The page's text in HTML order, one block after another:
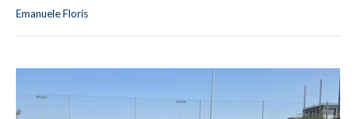
Emanuele Floris